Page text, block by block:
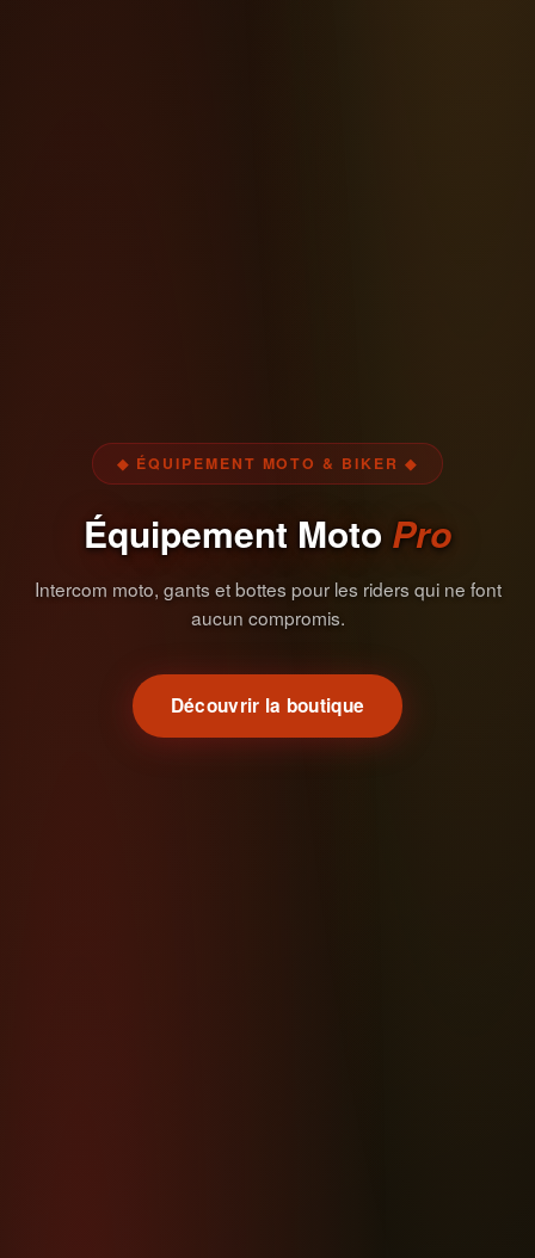
◆ ÉQUIPEMENT MOTO & BIKER ◆
Équipement Moto Pro
Intercom moto, gants et bottes pour les riders qui ne font
aucun compromis.
Découvrir la boutique